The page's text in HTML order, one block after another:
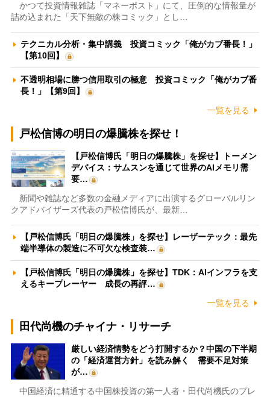
かつて投資情報雑誌「マネーポスト」にて、圧倒的な情報量が
詰め込まれた「天下無敵の株コミック」とし…
テクニカル分析・集中講義 投資コミック「俺がカブ番長！」
【第10回】
不透明相場に勝つ信用取引の極意 投資コミック「俺がカブ番
長！」【第9回】
一覧を見る
戸松信博の明日の爆騰株を探せ！
【戸松信博氏「明日の爆騰株」を探せ】トーメン
デバイス：サムスンを通じて世界のAIメモリ需
要…
新聞や雑誌など多数の金融メディアに出演するグローバルリン
クアドバイザーズ代表の戸松信博氏が、最新…
【戸松信博氏「明日の爆騰株」を探せ】レーザーテック：最先
端半導体の製造に不可欠な検査装…
【戸松信博氏「明日の爆騰株」を探せ】TDK：AIインフラを支
えるキープレーヤー 成長の再評…
一覧を見る
田代尚機のチャイナ・リサーチ
厳しい経済情勢をどう打開するか？中国の下半期
の「経済運営方針」を読み解く 需要不足対策
が…
中国経済に精通する中国株投資の第一人者・田代尚機氏のプレ